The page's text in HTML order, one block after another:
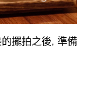
擺拍之後, 準備